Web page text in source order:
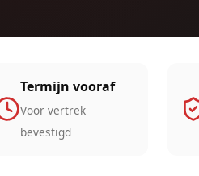
Termijn vooraf
Voor vertrek
bevestigd